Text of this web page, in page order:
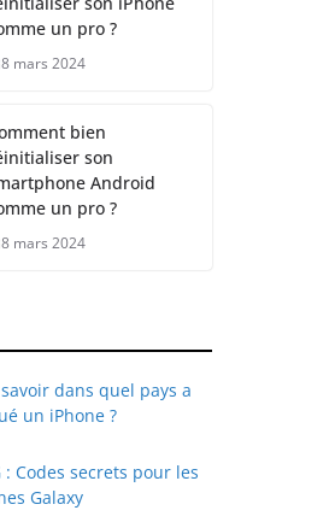
un pro ?
8 mars 2024
bien
son
Android
un pro ?
8 mars 2024
dans quel pays a
un iPhone ?
: Codes secrets pour les
Galaxy